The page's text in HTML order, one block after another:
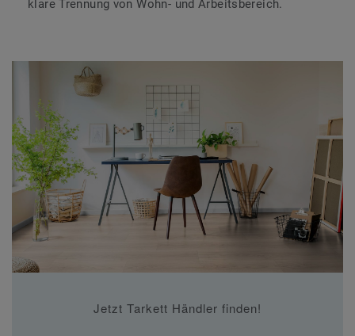
klare Trennung von Wohn- und Arbeitsbereich.
Jetzt Tarkett Händler finden!